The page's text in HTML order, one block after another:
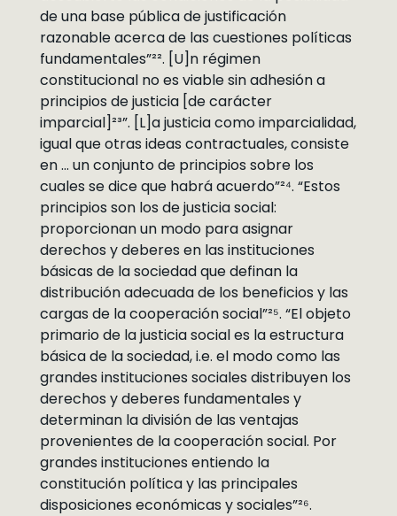
de una base pública de justificación
razonable acerca de las cuestiones políticas
fundamentales”²². [U]n régimen
constitucional no es viable sin adhesión a
principios de justicia [de carácter
imparcial]²³”. [L]a justicia como imparcialidad,
igual que otras ideas contractuales, consiste
en … un conjunto de principios sobre los
cuales se dice que habrá acuerdo”²⁴. “Estos
principios son los de justicia social:
proporcionan un modo para asignar
derechos y deberes en las instituciones
básicas de la sociedad que definan la
distribución adecuada de los beneficios y las
cargas de la cooperación social”²⁵. “El objeto
primario de la justicia social es la estructura
básica de la sociedad, i.e. el modo como las
grandes instituciones sociales distribuyen los
derechos y deberes fundamentales y
determinan la división de las ventajas
provenientes de la cooperación social. Por
grandes instituciones entiendo la
constitución política y las principales
disposiciones económicas y sociales”²⁶.